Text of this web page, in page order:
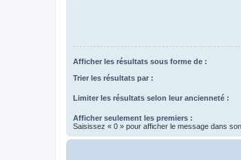
Afficher les résultats sous forme de :
Trier les résultats par :
Limiter les résultats selon leur ancienneté :
Afficher seulement les premiers :
Saisissez « 0 » pour afficher le message dans son